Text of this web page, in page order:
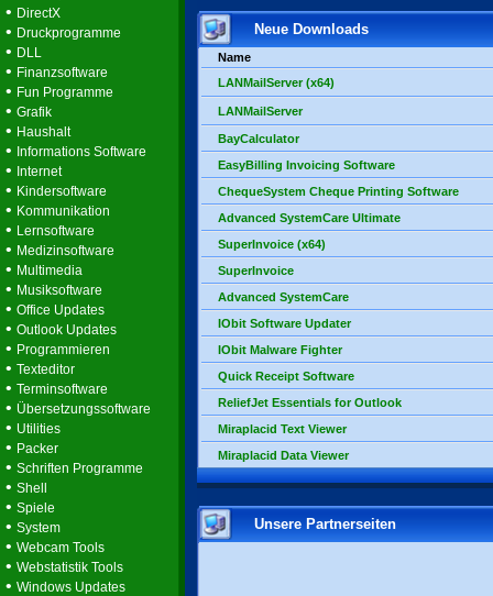
• DirectX
• Druckprogramme
• DLL
• Finanzsoftware
• Fun Programme
• Grafik
• Haushalt
• Informations Software
• Internet
• Kindersoftware
• Kommunikation
• Lernsoftware
• Medizinsoftware
• Multimedia
• Musiksoftware
• Office Updates
• Outlook Updates
• Programmieren
• Texteditor
• Terminsoftware
• Übersetzungssoftware
• Utilities
• Packer
• Schriften Programme
• Shell
• Spiele
• System
• Webcam Tools
• Webstatistik Tools
• Windows Updates
Neue Downloads
Name
LANMailServer (x64)
LANMailServer
BayCalculator
EasyBilling Invoicing Software
ChequeSystem Cheque Printing Software
Advanced SystemCare Ultimate
SuperInvoice (x64)
SuperInvoice
Advanced SystemCare
IObit Software Updater
IObit Malware Fighter
Quick Receipt Software
ReliefJet Essentials for Outlook
Miraplacid Text Viewer
Miraplacid Data Viewer
Unsere Partnerseiten